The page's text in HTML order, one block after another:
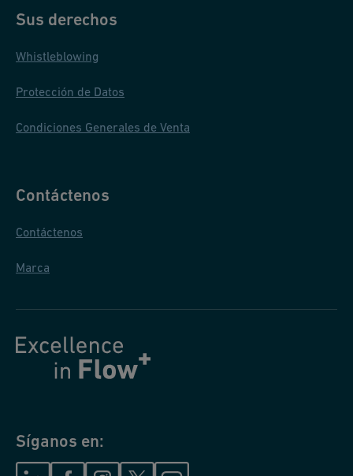
Sus derechos
Whistleblowing
Protección de Datos
Condiciones Generales de Venta
Contáctenos
Contáctenos
Marca
Síganos en: